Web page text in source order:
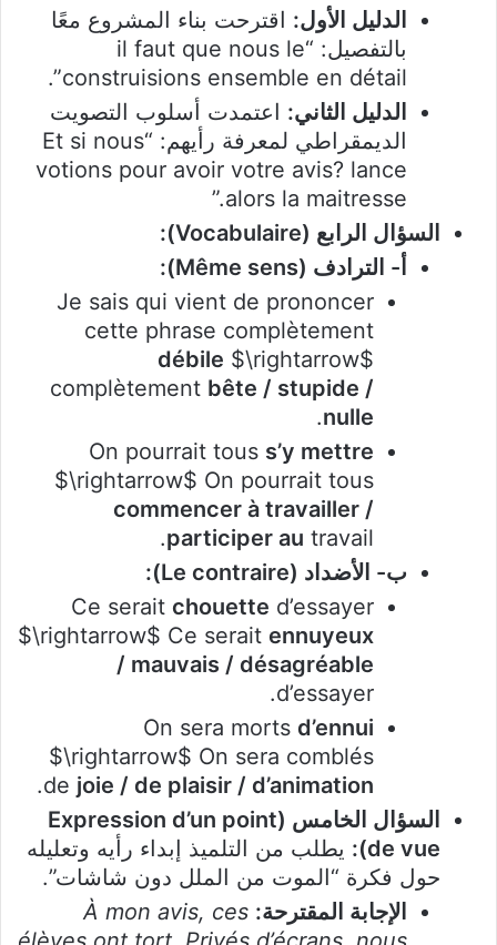
الدليل الأول: اقترحت بناء المشروع معًا
بالتفصيل: “il faut que nous le
construisions ensemble en détail”.
الدليل الثاني: اعتمدت أسلوب التصويت
الديمقراطي لمعرفة رأيهم: “Et si nous
votions pour avoir votre avis? lance
alors la maitresse.”
السؤال الرابع (Vocabulaire):
أ- الترادف (Même sens):
Je sais qui vient de prononcer
cette phrase complètement
débile $\rightarrow$
complètement bête / stupide /
nulle
.
On pourrait tous s’y mettre
$\rightarrow$ On pourrait tous
commencer à travailler /
participer au travail.
ب- الأضداد (Le contraire):
Ce serait chouette d’essayer
$\rightarrow$ Ce serait ennuyeux
/ mauvais / désagréable
d’essayer.
On sera morts d’ennui
$\rightarrow$ On sera comblés
de joie / de plaisir / d’animation
.
السؤال الخامس (Expression d’un point
de vue):
يطلب من التلميذ إبداء رأيه وتعليله
حول فكرة “الموت من الملل دون شاشات”.
الإجابة المقترحة: À mon avis, ces